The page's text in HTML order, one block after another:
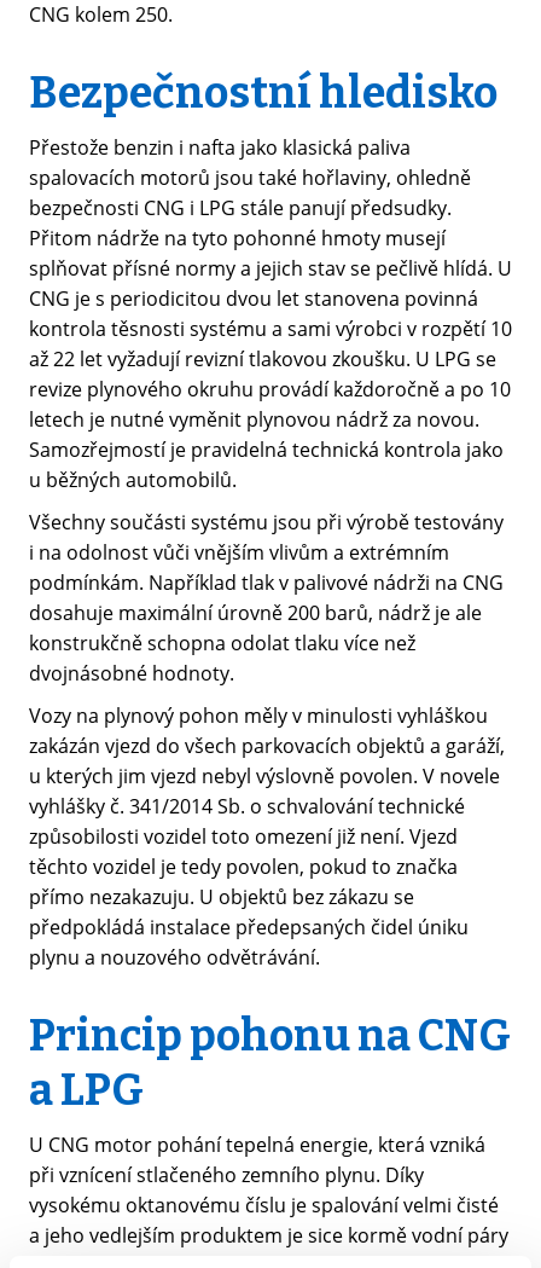
CNG kolem 250.
Bezpečnostní hledisko
Přestože benzin i nafta jako klasická paliva
spalovacích motorů jsou také hořlaviny, ohledně
bezpečnosti CNG i LPG stále panují předsudky.
Přitom nádrže na tyto pohonné hmoty musejí
splňovat přísné normy a jejich stav se pečlivě hlídá. U
CNG je s periodicitou dvou let stanovena povinná
kontrola těsnosti systému a sami výrobci v rozpětí 10
až 22 let vyžadují revizní tlakovou zkoušku. U LPG se
revize plynového okruhu provádí každoročně a po 10
letech je nutné vyměnit plynovou nádrž za novou.
Samozřejmostí je pravidelná technická kontrola jako
u běžných automobilů.
Všechny součásti systému jsou při výrobě testovány
i na odolnost vůči vnějším vlivům a extrémním
podmínkám. Například tlak v palivové nádrži na CNG
dosahuje maximální úrovně 200 barů, nádrž je ale
konstrukčně schopna odolat tlaku více než
dvojnásobné hodnoty.
Vozy na plynový pohon měly v minulosti vyhláškou
zakázán vjezd do všech parkovacích objektů a garáží,
u kterých jim vjezd nebyl výslovně povolen. V novele
vyhlášky č. 341/2014 Sb. o schvalování technické
způsobilosti vozidel toto omezení již není. Vjezd
těchto vozidel je tedy povolen, pokud to značka
přímo nezakazuju. U objektů bez zákazu se
předpokládá instalace předepsaných čidel úniku
plynu a nouzového odvětrávání.
Princip pohonu na CNG
a LPG
U CNG motor pohání tepelná energie, která vzniká
při vznícení stlačeného zemního plynu. Díky
vysokému oktanovému číslu je spalování velmi čisté
a jeho vedlejším produktem je sice kormě vodní páry